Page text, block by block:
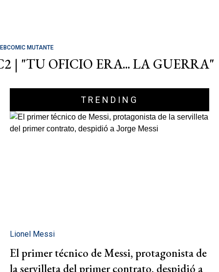
MUTANTE
| "TU OFICIO ERA... LA GUERRA"
TRENDING
Lionel Messi
El primer técnico de Messi, protagonista de
la servilleta del primer contrato, despidió a